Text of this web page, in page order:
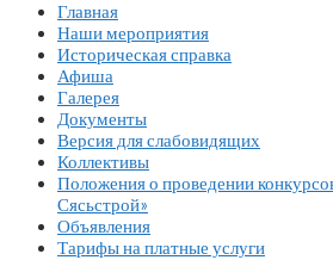
Главная
Наши мероприятия
Историческая справка
Афиша
Галерея
Документы
Версия для слабовидящих
Коллективы
Положения о проведении
Сясьстрой»
Объявления
Тарифы на платные услуги